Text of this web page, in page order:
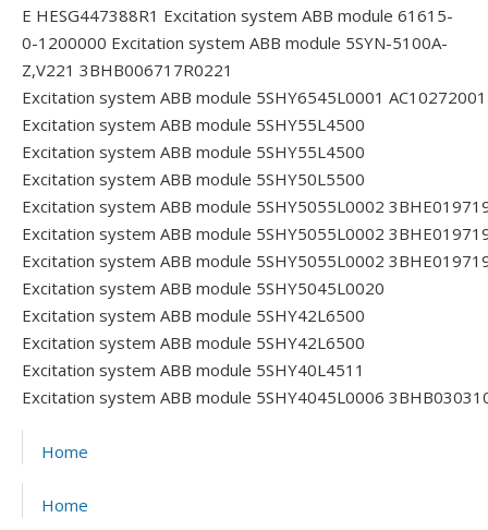
E HESG447388R1 Excitation system ABB module 61615-
0-1200000 Excitation system ABB module 5SYN-5100A-
Z,V221 3BHB006717R0221
Excitation system ABB module 5SHY6545L0001
Excitation system ABB module 5SHY55L4500
Excitation system ABB module 5SHY55L4500
Excitation system ABB module 5SHY50L5500
Excitation system ABB module 5SHY5055L0002
Excitation system ABB module 5SHY5055L0002
Excitation system ABB module 5SHY5055L0002
Excitation system ABB module 5SHY5045L0020
Excitation system ABB module 5SHY42L6500
Excitation system ABB module 5SHY42L6500
Excitation system ABB module 5SHY40L4511
Excitation system ABB module 5SHY4045L0006
Home
Home